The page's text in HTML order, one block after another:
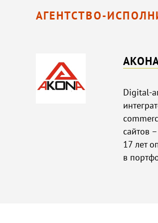
АГЕНТСТВО-
Digital-
сайтов
17 лет
в